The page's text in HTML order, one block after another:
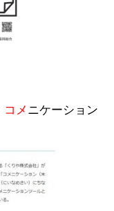
コメ ニケーション